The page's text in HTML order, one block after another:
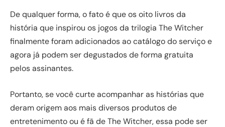
De qualquer forma, o fato é que os oito livros da
história que inspirou os jogos da trilogia The Witcher
finalmente foram adicionados ao catálogo do serviço e
agora já podem ser degustados de forma gratuita
pelos assinantes.
Portanto, se você curte acompanhar as histórias que
deram origem aos mais diversos produtos de
entretenimento ou é fã de The Witcher, essa pode ser